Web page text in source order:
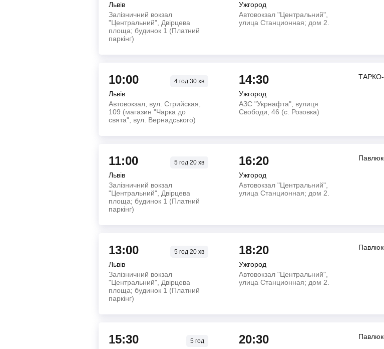
Львів
Залізничний вокзал
"Центральний", Двірцева
площа; будинок 1 (Платний
паркінг)
Ужгород
Автовокзал "Центральний",
улица Станционная; дом 2.
10:00 4 год30 хв
Львів
Автовокзал, вул. Стрийская,
109 (магазин "Чарка до
свята", вул. Вернадського)
14:30
Ужгород
АЗС "Укрнафта", вулиця
Свободи, 46 (с. Розовка)
11:00 5 год20 хв
Львів
Залізничний вокзал
"Центральний", Двірцева
площа; будинок 1 (Платний
паркінг)
16:20
Ужгород
Автовокзал "Центральний",
улица Станционная; дом 2.
13:00 5 год20 хв
Львів
Залізничний вокзал
"Центральний", Двірцева
площа; будинок 1 (Платний
паркінг)
18:20
Ужгород
Автовокзал "Центральний",
улица Станционная; дом 2.
15:30 5 год 20:30